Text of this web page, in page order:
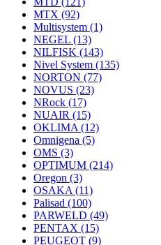
MTX (92)
Multisystem (1)
NEGEL (13)
NILFISK (143)
Nivel System (135)
NORTON (77)
NOVUS (23)
NRock (17)
NUAIR (15)
OKLIMA (12)
Omnigena (5)
OMS (3)
OPTIMUM (214)
Oregon (3)
OSAKA (11)
Palisad (100)
PARWELD (49)
PENTAX (15)
PEUGEOT (9)